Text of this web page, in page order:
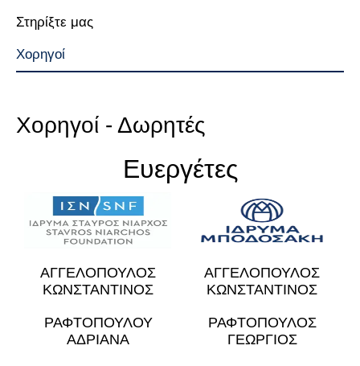
Στηρίξτε μας
Χορηγοί
Χορηγοί - Δωρητές
Ευεργέτες
ΑΓΓΕΛΟΠΟΥΛΟΣ
ΚΩΝΣΤΑΝΤΙΝΟΣ
ΑΓΓΕΛΟΠΟΥΛΟΣ
ΚΩΝΣΤΑΝΤΙΝΟΣ
ΡΑΦΤΟΠΟΥΛΟΥ
ΑΔΡΙΑΝΑ
ΡΑΦΤΟΠΟΥΛΟΣ
ΓΕΩΡΓΙΟΣ